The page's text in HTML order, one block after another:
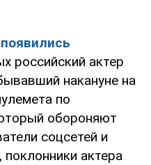
появились
российский актер
накануне на
по
обороняют
соцсетей и
актера